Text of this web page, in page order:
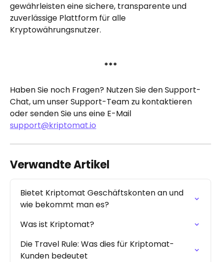
gewährleisten eine sichere, transparente und
zuverlässige Plattform für alle
Kryptowährungsnutzer.
***
Haben Sie noch Fragen? Nutzen Sie den Support-
Chat, um unser Support-Team zu kontaktieren
oder senden Sie uns eine E-Mail
support@kriptomat.io
Verwandte Artikel
Bietet Kriptomat Geschäftskonten an und
wie bekommt man es?
Was ist Kriptomat?
Die Travel Rule: Was dies für Kriptomat-
Kunden bedeutet